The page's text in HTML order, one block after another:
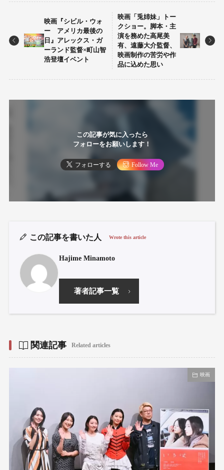
映画『シビル・ウォ
ー アメリカ最後の
日』アレックス・ガ
ーランド監督×町山智
浩登壇イベント
映画「兎姉妹」トー
クショー。脚本・主
演を務めた高尾美
有、遠藤大介監督、
映画制作の苦労や作
品に込めた思い
この記事が気に入ったら
フォローをお願いします！
フォローする Follow Me
この記事を書いた人 Wrote this article
Hajime Minamoto
著者記事一覧
関連記事 Related articles
映画